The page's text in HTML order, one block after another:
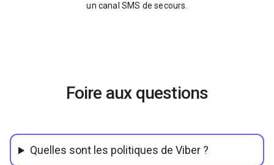
un canal SMS de secours.
Foire aux questions
Quelles sont les politiques de Viber ?